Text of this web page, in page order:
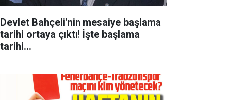
Devlet Bahçeli'nin mesaiye başlama
tarihi ortaya çıktı! İşte başlama
tarihi...